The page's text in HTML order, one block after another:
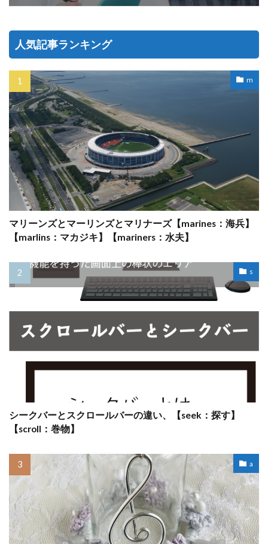
人気記事ランキング
m
マリーンズとマーリンズとマリナーズ【marines：海兵】
【marlins：マカジキ】【mariners：水夫】
s
シークバーとスクロールバーの違い、【seek：探す】
【scroll：巻物】
a